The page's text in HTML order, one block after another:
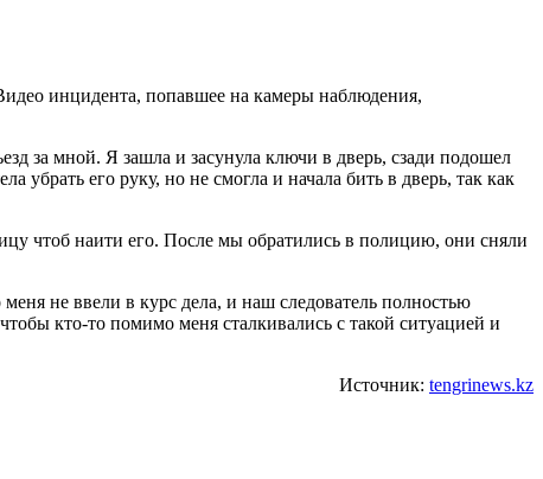
инцидента, попавшее на камеры наблюдения,
за мной. Я зашла и засунула ключи в дверь, сзади подошел
убрать его руку, но не смогла и начала бить в дверь, так как
чтоб наи‌ти его. После мы обратились в полицию, они сняли
не ввели в курс дела, и наш следователь полностью
кто-то помимо меня сталкивались с такой ситуацией и
Источник: tengrinews.kz